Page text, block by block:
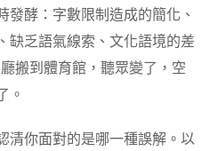
發酵：字數限制造成的簡化、
缺乏語氣線索、文化語境的差
搬到體育館，聽眾變了，空
。
清你面對的是哪一種誤解。以